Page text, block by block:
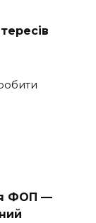
ФОП —